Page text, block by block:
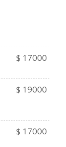
$ 17000
$ 19000
$ 17000